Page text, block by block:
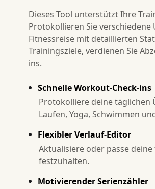
Dieses Tool unterstützt Ihre
Protokollieren Sie
Fitnessreise mit detaillierten
Trainingsziele, verdienen Sie
ins.
Schnelle Workout-Check-ins
Protokolliere deine täglichen
Laufen, Yoga, Schwimmen
Flexibler Verlauf-Editor
Aktualisiere oder passe
festzuhalten.
Motivierender Serienzähler